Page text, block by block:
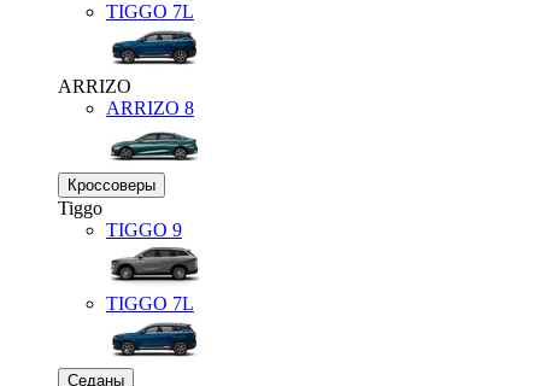
TIGGO 7L
ARRIZO
ARRIZO 8
Кроссоверы
Tiggo
TIGGO 9
TIGGO 7L
Седаны